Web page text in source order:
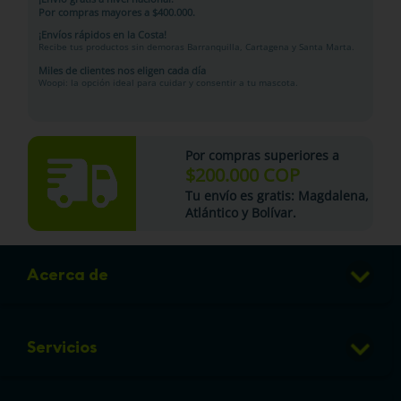
Por compras mayores a $400.000.
¡Envíos rápidos en la Costa!
Recibe tus productos sin demoras Barranquilla, Cartagena y Santa Marta.
Miles de clientes nos eligen cada día
Woopi: la opción ideal para cuidar y consentir a tu mascota.
Por compras superiores a
$200.000 COP
Tu envío es gratis: Magdalena,
Atlántico y Bolívar.
Acerca de
Club de Puntos
Servicios